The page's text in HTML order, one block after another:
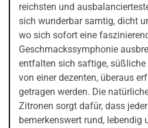
reichsten und
sich wunderbar samtig, dicht
wo sich sofort eine
Geschmackssymphonie
entfalten sich saftige,
von einer dezenten, überaus
getragen werden. Die
Zitronen sorgt dafür, dass
bemerkenswert rund, lebendig